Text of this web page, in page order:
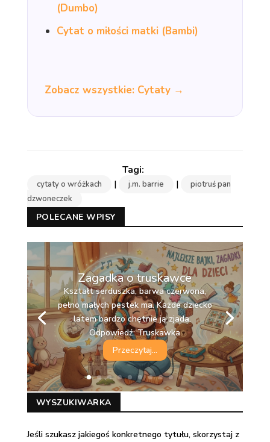
(Dumbo)
Cytat o miłości matki (Bambi)
Zobacz wszystkie: Cytaty →
cytaty o wróżkach | j.m. barrie |
piotruś pan
dzwoneczek
POLECANE WPISY
Zagadka o truskawce
Kształt serduszka, barwa czerwona,
pełno małych pestek ma. Każde dziecko
latem bardzo chętnie ją zjada.
Odpowiedź: Truskawka
Przeczytaj...
WYSZUKIWARKA
Jeśli szukasz jakiegoś konkretnego tytułu, skorzystaj z